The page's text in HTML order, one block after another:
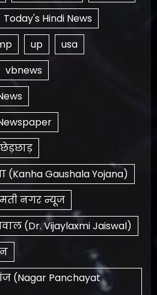
Today's Hindi News
up
usa
vbnews
(Kanha Gaushala Yojana)
नगर न्यूज
(Dr. Vijaylaxmi Jaiswal)
(Nagar Panchayat